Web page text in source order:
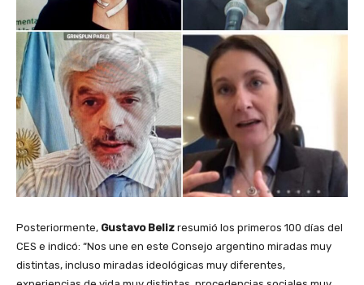
Posteriormente, Gustavo Beliz resumió los primeros 100 días del
CES e indicó: “Nos une en este Consejo argentino miradas muy
distintas, incluso miradas ideológicas muy diferentes,